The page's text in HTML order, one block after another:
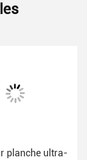
planche ultra-